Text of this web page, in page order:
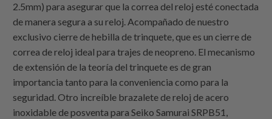
2.5mm) para asegurar que la correa del reloj esté conectada
de manera segura a su reloj. Acompañado de nuestro
exclusivo cierre de hebilla de trinquete, que es un cierre de
correa de reloj ideal para trajes de neopreno. El mecanismo
de extensión de la teoría del trinquete es de gran
importancia tanto para la conveniencia como para la
seguridad. Otro increíble brazalete de reloj de acero
inoxidable de posventa para Seiko Samurai SRPB51,